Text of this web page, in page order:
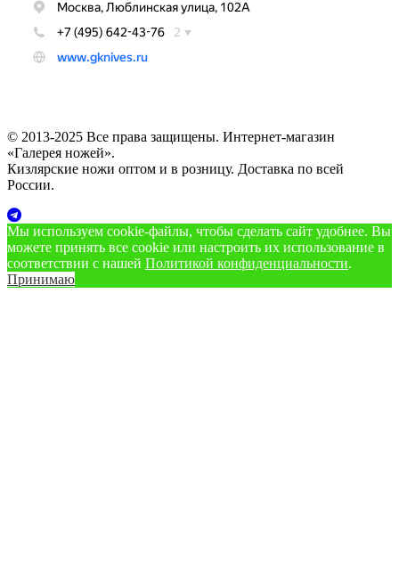
© 2013-2025 Все права защищены. Интернет-магазин
«Галерея ножей».
Кизлярские ножи оптом и в розницу. Доставка по всей
России.
Мы используем cookie‑файлы, чтобы сделать сайт удобнее. Вы
можете принять все cookie или настроить их использование в
соответствии с нашей Политикой конфиденциальности.
Принимаю